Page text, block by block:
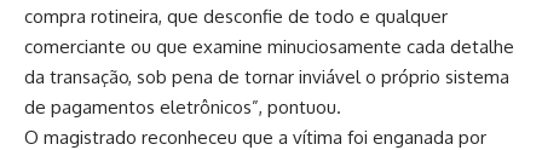
compra rotineira, que desconfie de todo e qualquer
comerciante ou que examine minuciosamente cada detalhe
da transação, sob pena de tornar inviável o próprio sistema
de pagamentos eletrônicos”, pontuou.
O magistrado reconheceu que a vítima foi enganada por